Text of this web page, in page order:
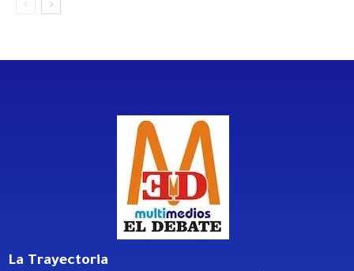
La Trayectoria